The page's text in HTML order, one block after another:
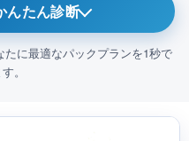
んたん診断
に最適なパックプランを1秒で
。
に出したいものは？